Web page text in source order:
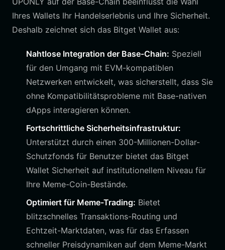
Ihres Wallets Ihr Handelserlebnis und Ihre Sicherheit.
Deshalb zeichnet sich das Bitget Wallet aus:
Nahtlose Integration der Base-Chain: Speziell
für den Umgang mit EVM-kompatiblen
Netzwerken entwickelt, was sicherstellt, dass Sie
ohne Kompatibilitätsprobleme mit Base-nativen
dApps interagieren können.
Fortschrittliche Sicherheitsinfrastruktur:
Unterstützt durch einen 300-Millionen-Dollar-
Schutzfonds für Benutzer bietet das Bitget
Wallet Sicherheit auf institutionellem Niveau für
Ihre Meme-Coin-Bestände.
Optimiert für Meme-Trading: Bietet
blitzschnelles Transaktions-Routing und
Echtzeit-Marktdaten, was für das Erfassen
schneller Preisdynamiken auf dem Meme-Markt